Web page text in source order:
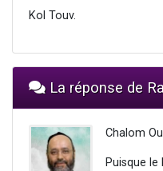
Kol Touv.
La réponse de
Chalom
Puisque le